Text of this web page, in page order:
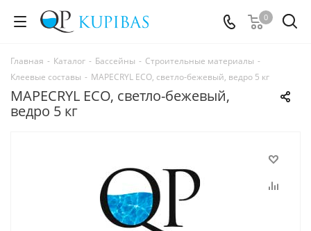
0
Главная - Каталог - Бассейны - Строительные материалы -
Клеевые составы - MAPECRYL ECO, светло-бежевый, ведро 5 кг
MAPECRYL ECO, светло-бежевый,
ведро 5 кг